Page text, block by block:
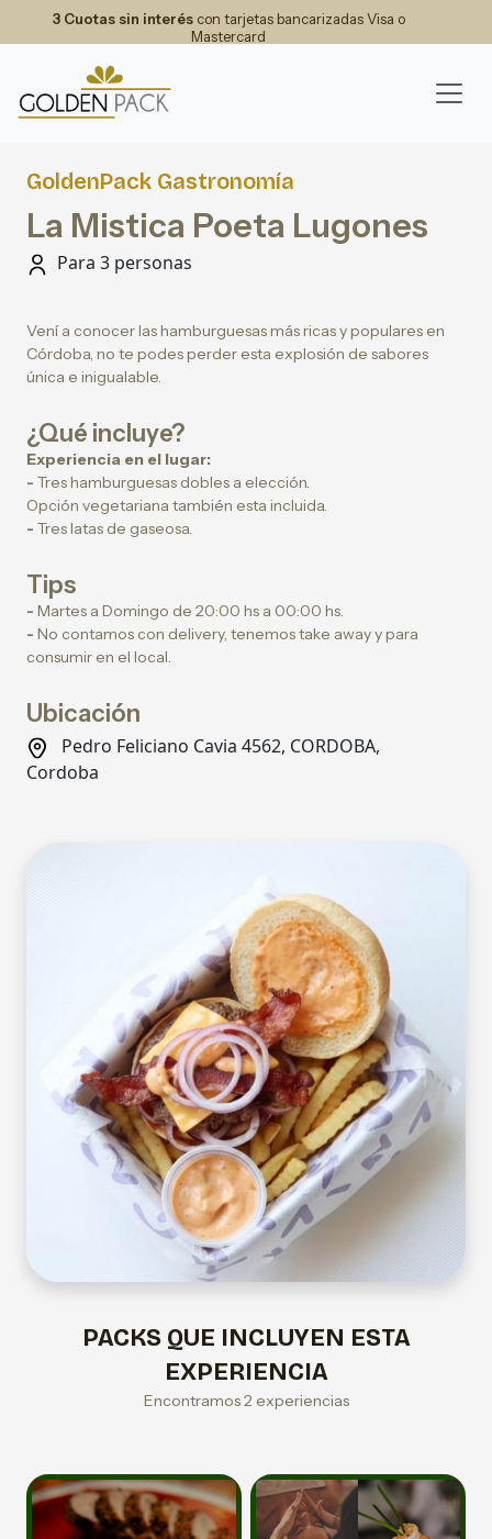
3 Cuotas sin interéscon tarjetas bancarizadas Visa o
Mastercard
GoldenPack Gastronomía
La Mistica Poeta Lugones
Para 3 personas
Vení a conocer las hamburguesas más ricas y populares en
Córdoba, no te podes perder esta explosión de sabores
única e inigualable.
¿Qué incluye?
Experiencia en el lugar:
- Tres hamburguesas dobles a elección.
Opción vegetariana también esta incluida.
- Tres latas de gaseosa.
Tips
- Martes a Domingo de 20:00 hs a 00:00 hs.
- No contamos con delivery, tenemos take away y para
consumir en el local.
Ubicación
Pedro Feliciano Cavia 4562, CORDOBA,
Cordoba
PACKS QUE INCLUYEN ESTA
EXPERIENCIA
Encontramos 2 experiencias